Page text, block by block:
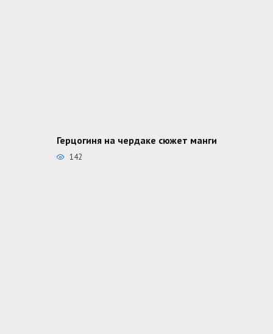
Герцогиня на чердаке сюжет манги
142